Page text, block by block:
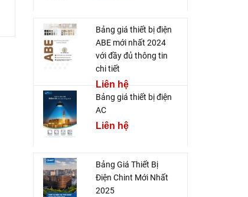
Bảng giá thiết bị điện
ABE mới nhất 2024
với đầy đủ thông tin
chi tiết
Liên hệ
Bảng giá thiết bị điện
AC
Liên hệ
Bảng Giá Thiết Bị
Điện Chint Mới Nhất
2025